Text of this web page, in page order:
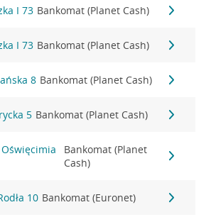
I 73 Bankomat (Planet Cash)
I 73 Bankomat (Planet Cash)
8 Bankomat (Planet Cash)
5 Bankomat (Planet Cash)
Bankomat (Planet
Cash)
10 Bankomat (Euronet)